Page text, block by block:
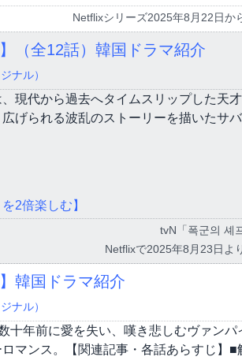
Netflixシリーズ2025年8月22日か
（全12話）韓国ドラマ紹介
ナル）
、現代から過去へタイムスリップした天
げられる波乱のストーリーを描いたサ
2倍楽しむ】
tvN「폭군의 셰
Netflixで2025年8月23日よ
韓国ドラマ紹介
ナル）
十年前に愛を失い、嘆き悲しむヴァン
マンス。【関連記事・各話あらすじ】